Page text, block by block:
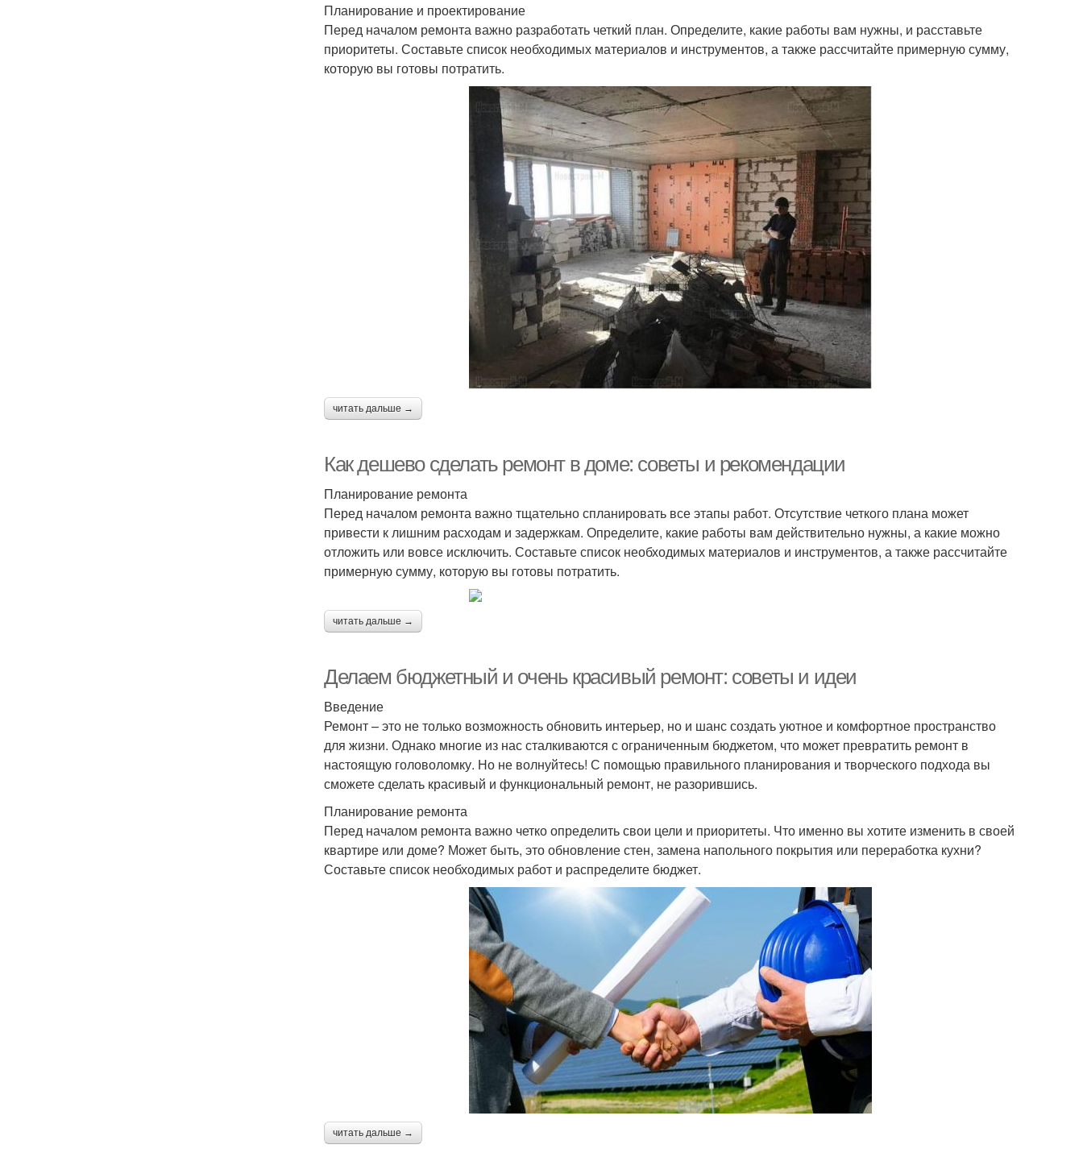
Планирование и проектирование
Перед началом ремонта важно разработать четкий план. Определите, какие работы вам нужны, и расставьте
приоритеты. Составьте список необходимых материалов и инструментов, а также рассчитайте примерную сумму,
которую вы готовы потратить.
читать дальше →
Как дешево сделать ремонт в доме: советы и рекомендации
Планирование ремонта
Перед началом ремонта важно тщательно спланировать все этапы работ. Отсутствие четкого плана может
привести к лишним расходам и задержкам. Определите, какие работы вам действительно нужны, а какие можно
отложить или вовсе исключить. Составьте список необходимых материалов и инструментов, а также рассчитайте
примерную сумму, которую вы готовы потратить.
читать дальше →
Делаем бюджетный и очень красивый ремонт: советы и идеи
Введение
Ремонт – это не только возможность обновить интерьер, но и шанс создать уютное и комфортное пространство
для жизни. Однако многие из нас сталкиваются с ограниченным бюджетом, что может превратить ремонт в
настоящую головоломку. Но не волнуйтесь! С помощью правильного планирования и творческого подхода вы
сможете сделать красивый и функциональный ремонт, не разорившись.
Планирование ремонта
Перед началом ремонта важно четко определить свои цели и приоритеты. Что именно вы хотите изменить в своей
квартире или доме? Может быть, это обновление стен, замена напольного покрытия или переработка кухни?
Составьте список необходимых работ и распределите бюджет.
читать дальше →